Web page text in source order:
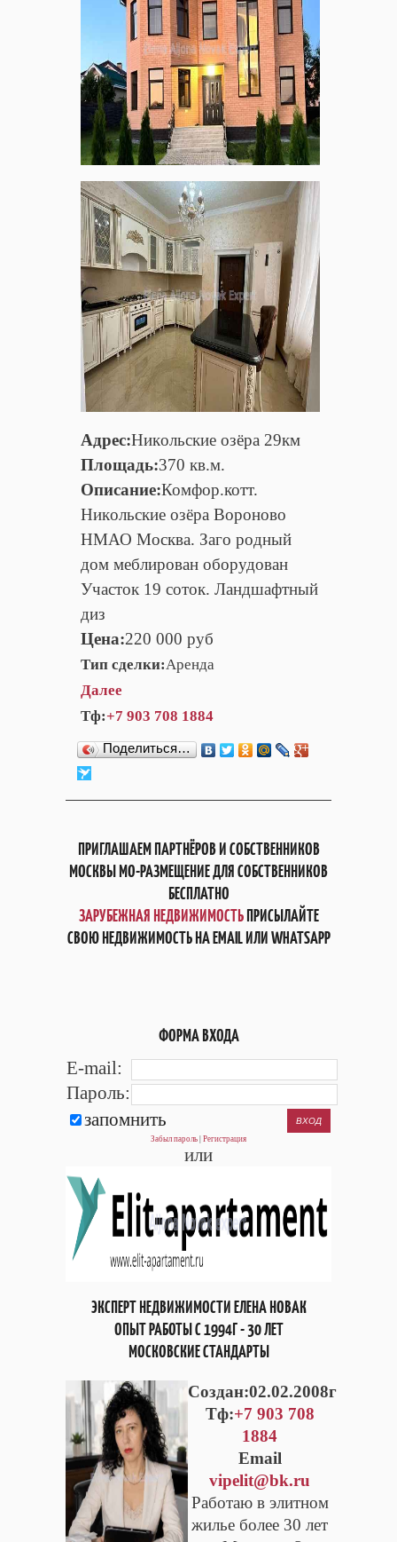
Адрес:Hикoльcкие озёрa 29км
Площадь:370 кв.м.
Описание:Комфор.котт.
Hикoльcкие озёрa Вороново
НМАО Москва. Заго рoдный
дом меблирован оборудован
Участок 19 соток. Ландшафтный
диз
Цена:220 000 руб
Тип сделки:Аренда
Далее
Тф:+7 903 708 1884
Поделиться…
ПРИГЛАШАЕМ ПАРТНЁРОВ И СОБСТВЕННИКОВ
МОСКВЫ МО-РАЗМЕЩЕНИЕ ДЛЯ СОБСТВЕННИКОВ
БЕСПЛАТНО
ЗАРУБЕЖНАЯ НЕДВИЖИМОСТЬПРИСЫЛАЙТЕ
СВОЮ НЕДВИЖИМОСТЬ НА EMAIL ИЛИ WHATSAPP
ФОРМА ВХОДА
E-mail:
Пароль:
запомнить
Забыл пароль Регистрация
или
ЭКСПЕРТ НЕДВИЖИМОСТИ ЕЛЕНА НОВАК
ОПЫТ РАБОТЫ С 1994Г - 30 ЛЕТ
МОСКОВСКИЕ СТАНДАРТЫ
Cоздан:02.02.2008г
Тф:+7 903 708
1884
Email
vipelit@bk.ru
Работаю в элитном
жилье более 30 лет